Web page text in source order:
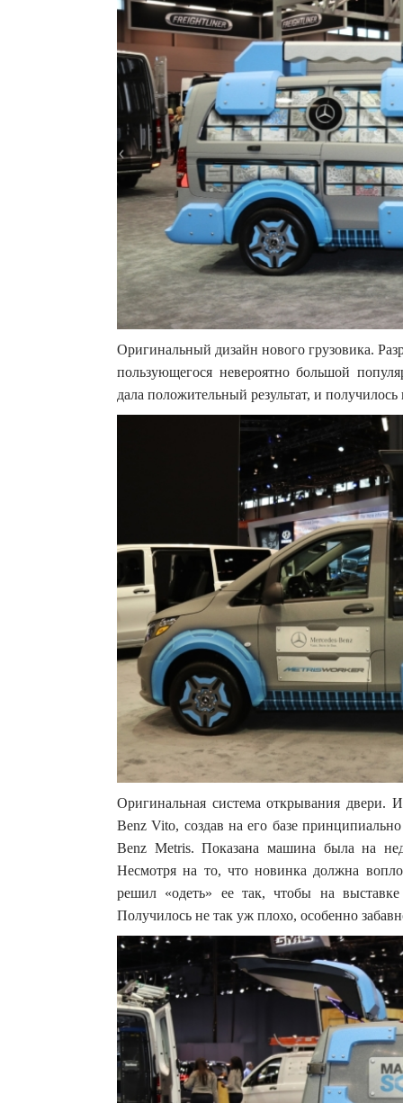
Оригинальный дизайн нового грузовика.
пользующегося невероятно большой
дала положительный результат, и
Оригинальная система открывания двери.
Benz Vito, создав на его базе
Benz Мetris. Показана машина была на
Несмотря на то, что новинка должна
решил «одеть» ее так, чтобы на
Получилось не так уж плохо, особенно